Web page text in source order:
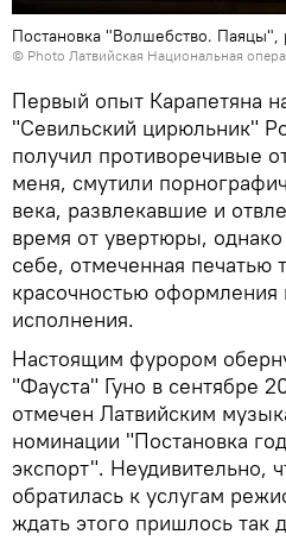
Постановка "Волшебство. Паяцы",
© Photo Латвийская Национальная
Первый опыт Карапетяна
"Севильский цирюльник"
получил противоречивые
меня, смутили
века, развлекавшие и
время от увертюры,
себе, отмеченная печатью
красочностью
исполнения.
Настоящим фурором
"Фауста" Гуно в сентябре
отмечен Латвийским
номинации "Постановка
экспорт". Неудивительно,
обратилась к услугам
ждать этого пришлось так